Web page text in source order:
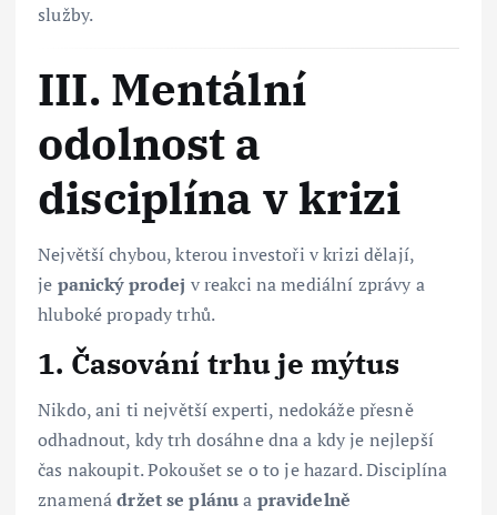
služby.
III. Mentální
odolnost a
disciplína v krizi
Největší chybou, kterou investoři v krizi dělají,
je panický prodej v reakci na mediální zprávy a
hluboké propady trhů.
1. Časování trhu je mýtus
Nikdo, ani ti největší experti, nedokáže přesně
odhadnout, kdy trh dosáhne dna a kdy je nejlepší
čas nakoupit. Pokoušet se o to je hazard. Disciplína
znamenádržet se plánua pravidelně